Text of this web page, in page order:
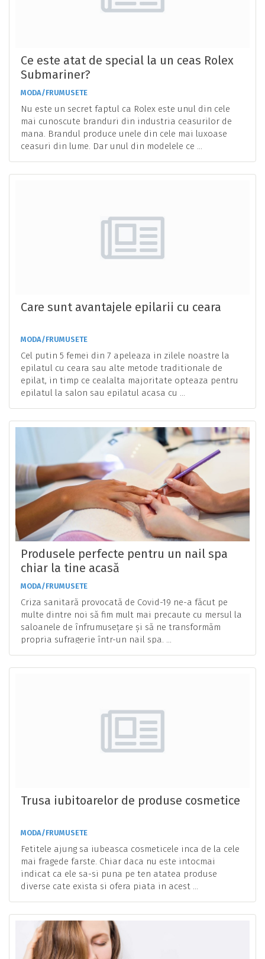
Ce este atat de special la un ceas Rolex
Submariner?
MODA/FRUMUSETE
Nu este un secret faptul ca Rolex este unul din cele
mai cunoscute branduri din industria ceasurilor de
mana. Brandul produce unele din cele mai luxoase
ceasuri din lume. Dar unul din modelele ce ...
Care sunt avantajele epilarii cu ceara
MODA/FRUMUSETE
Cel putin 5 femei din 7 apeleaza in zilele noastre la
epilatul cu ceara sau alte metode traditionale de
epilat, in timp ce cealalta majoritate opteaza pentru
epilatul la salon sau epilatul acasa cu ...
Produsele perfecte pentru un nail spa
chiar la tine acasă
MODA/FRUMUSETE
Criza sanitară provocată de Covid-19 ne-a făcut pe
multe dintre noi să fim mult mai precaute cu mersul la
saloanele de înfrumusețare și să ne transformăm
propria sufragerie într-un nail spa. ...
Trusa iubitoarelor de produse cosmetice
MODA/FRUMUSETE
Fetitele ajung sa iubeasca cosmeticele inca de la cele
mai fragede farste. Chiar daca nu este intocmai
indicat ca ele sa-si puna pe ten atatea produse
diverse cate exista si ofera piata in acest ...